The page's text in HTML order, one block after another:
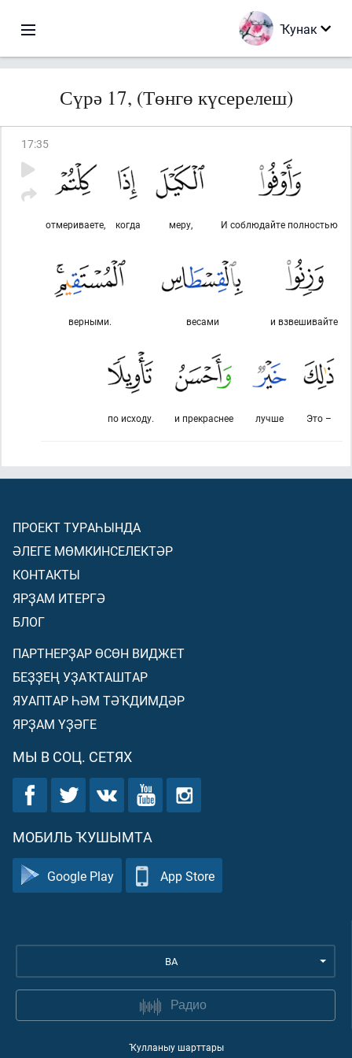
Ҡунак
Сүрә 17, (Төнгө күсерелеш)
17:35
И соблюдайте полностью
меру,
когда
отмериваете,
и взвешивайте
весами
верными.
Это –
лучше
и прекраснее
по исходу.
ПРОЕКТ ТУРАҺЫНДА
ӘЛЕГЕ МӨМКИНСЕЛЕКТӘР
КОНТАКТЫ
ЯРҘАМ ИТЕРГӘ
БЛОГ
ПАРТНЕРҘАР ӨСӨН ВИДЖЕТ
БЕҘҘЕҢ УҘАҠТАШТАР
ЯУАПТАР ҺӘМ ТӘҠДИМДӘР
ЯРҘАМ ҮҘӘГЕ
МЫ В СОЦ. СЕТЯХ
МОБИЛЬ ҠУШЫМТА
Google Play App Store
BA
Радио
Ҡулланыу шарттары